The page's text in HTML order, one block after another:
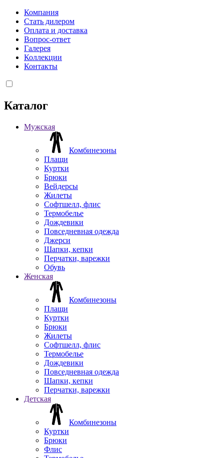
Компания
Стать дилером
Оплата и доставка
Вопрос-ответ
Галерея
Коллекции
Контакты
Каталог
Мужская
Комбинезоны
Плащи
Куртки
Брюки
Вейдерсы
Жилеты
Софтшелл, флис
Термобелье
Дождевики
Повседневная одежда
Джерси
Шапки, кепки
Перчатки, варежки
Обувь
Женская
Комбинезоны
Плащи
Куртки
Брюки
Жилеты
Софтшелл, флис
Термобелье
Дождевики
Повседневная одежда
Шапки, кепки
Перчатки, варежки
Детская
Комбинезоны
Куртки
Брюки
Флис